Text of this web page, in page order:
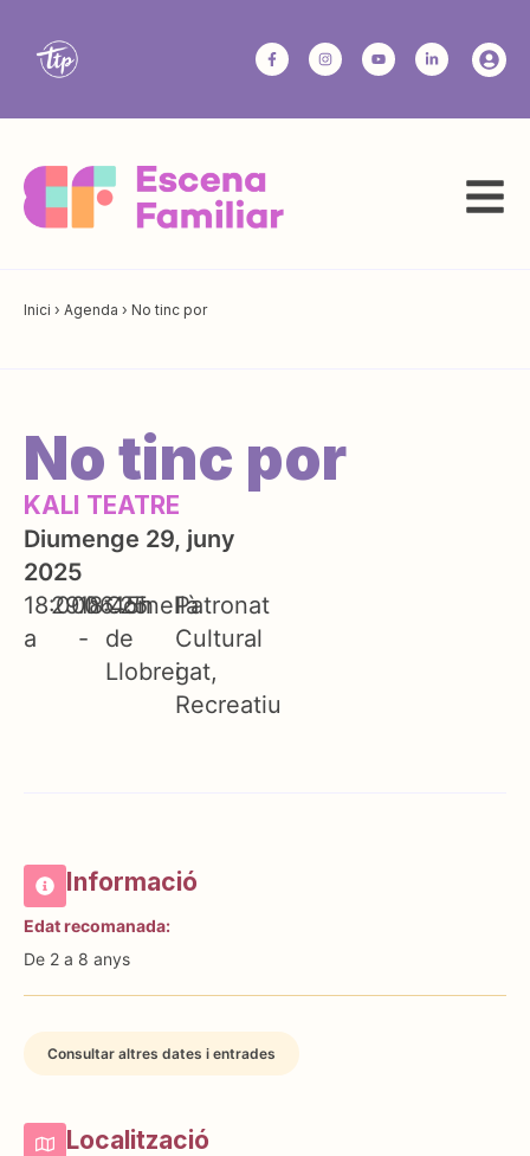
Inici › Agenda › No tinc por
No tinc por
KALI TEATRE
Diumenge 29, juny
2025
18:00h
a
29.06.25
18:45h
-
Cornellà
de
Llobregat
Patronat
Cultural
i
Recreatiu
Informació
Edat recomanada:
De 2 a 8 anys
Consultar altres dates i entrades
Localització